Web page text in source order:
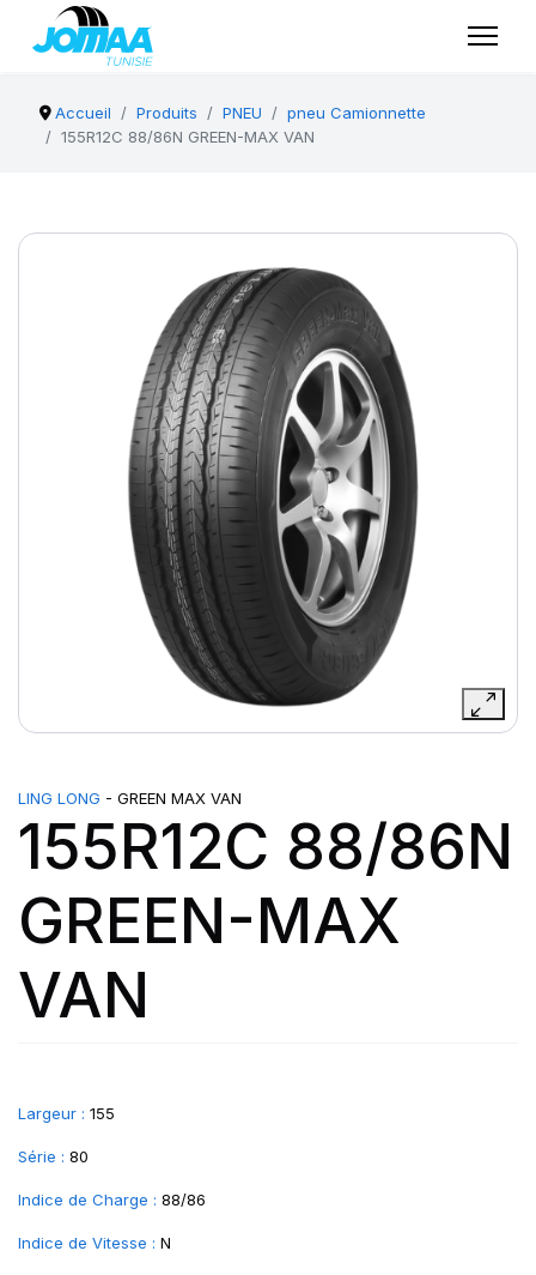
Accueil Produits PNEU
pneu Camionnette
155R12C 88/86N GREEN-MAX VAN
LING LONG - GREEN MAX VAN
155R12C 88/86N
GREEN-MAX
VAN
Largeur : 155
Série : 80
Indice de Charge : 88/86
Indice de Vitesse : N